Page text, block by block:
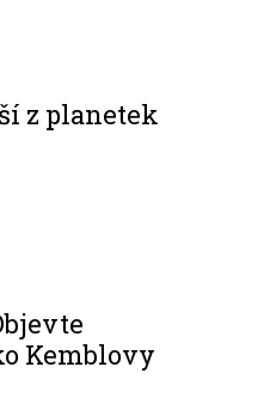
z planetek
Kemblovy